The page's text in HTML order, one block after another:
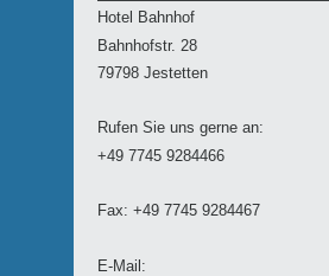
Hotel Bahnhof
Bahnhofstr. 28
79798 Jestetten
Rufen Sie uns gerne an:
+49 7745 9284466
Fax: +49 7745 9284467
E-Mail: